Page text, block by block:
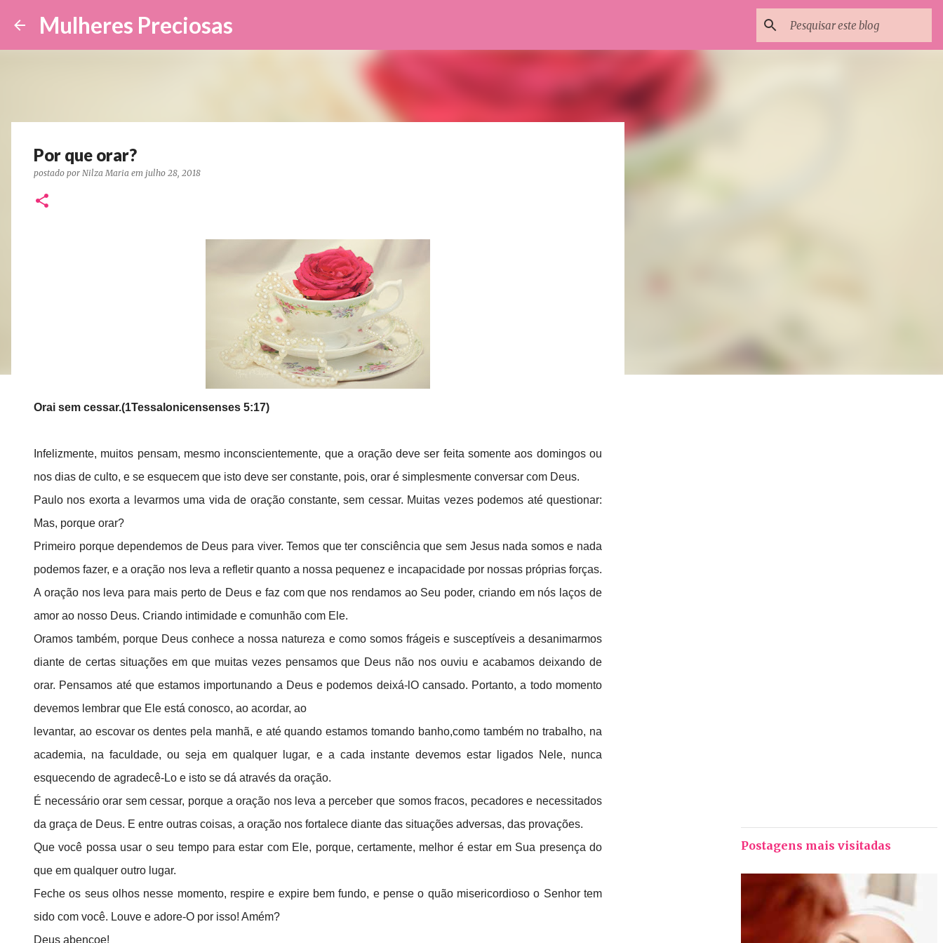
Mulheres Preciosas
Por que orar?
postado por Nilza Maria em julho 28, 2018
Orai sem cessar.(1Tessalonicensenses 5:17)
Infelizmente, muitos pensam, mesmo inconscientemente, que a oração deve ser feita somente aos domingos ou
nos dias de culto, e se esquecem que isto deve ser constante, pois, orar é simplesmente conversar com Deus.
Paulo nos exorta a levarmos uma vida de oração constante, sem cessar. Muitas vezes podemos até questionar:
Mas, porque orar?
Primeiro porque dependemos de Deus para viver. Temos que ter consciência que sem Jesus nada somos e nada
podemos fazer, e a oração nos leva a refletir quanto a nossa pequenez e incapacidade por nossas próprias forças.
A oração nos leva para mais perto de Deus e faz com que nos rendamos ao Seu poder, criando em nós laços de
amor ao nosso Deus. Criando intimidade e comunhão com Ele.
Oramos também, porque Deus conhece a nossa natureza e como somos frágeis e susceptíveis a desanimarmos
diante de certas situações em que muitas vezes pensamos que Deus não nos ouviu e acabamos deixando de
orar. Pensamos até que estamos importunando a Deus e podemos deixá-lO cansado. Portanto, a todo momento
devemos lembrar que Ele está conosco, ao acordar, ao
levantar, ao escovar os dentes pela manhã, e até quando estamos tomando banho,como também no trabalho, na
academia, na faculdade, ou seja em qualquer lugar, e a cada instante devemos estar ligados Nele, nunca
esquecendo de agradecê-Lo e isto se dá através da oração.
É necessário orar sem cessar, porque a oração nos leva a perceber que somos fracos, pecadores e necessitados
da graça de Deus. E entre outras coisas, a oração nos fortalece diante das situações adversas, das provações.
Que você possa usar o seu tempo para estar com Ele, porque, certamente, melhor é estar em Sua presença do
que em qualquer outro lugar.
Feche os seus olhos nesse momento, respire e expire bem fundo, e pense o quão misericordioso o Senhor tem
sido com você. Louve e adore-O por isso! Amém?
Deus abençoe!
Postagens mais visitadas